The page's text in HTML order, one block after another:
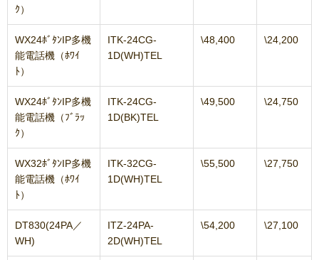
ｸ）
WX24ﾎﾞﾀﾝIP多機
能電話機（ﾎﾜｲ
ﾄ）
ITK-24CG-
1D(WH)TEL
\48,400 \24,200
WX24ﾎﾞﾀﾝIP多機
能電話機（ﾌﾞﾗｯ
ｸ）
ITK-24CG-
1D(BK)TEL
\49,500 \24,750
WX32ﾎﾞﾀﾝIP多機
能電話機（ﾎﾜｲ
ﾄ）
ITK-32CG-
1D(WH)TEL
\55,500 \27,750
DT830(24PA／
WH)
ITZ-24PA-
2D(WH)TEL
\54,200 \27,100